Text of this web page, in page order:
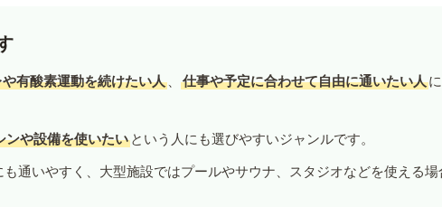
有酸素運動を続けたい人 、 仕事や予定に合わせて自由に通いたい人
ンや設備を使いたい という人にも選びやすいジャンルです。
通いやすく、大型施設ではプールやサウナ、スタジオなどを使える場